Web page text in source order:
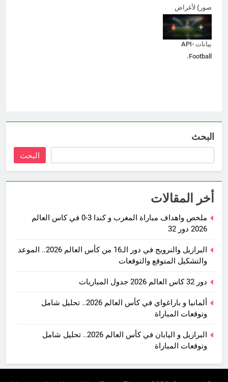
صور) لأغراض
بصرية فقط.
الشعارات من
بيانات API-
Football.
البحث
البحث
أخر المقالات
ملخص واهداف مباراة المغرب و كندا 3-0 في كاس العالم
2026 دور 32
البرازيل والنرويج في دور الـ16 من كأس العالم 2026.. الموعد
والتشكيل المتوقع والتوقعات
دور 32 كاس العالم 2026 جدول المباريات
ألمانيا و باراغواي في كأس العالم 2026.. تحليل شامل
وتوقعات المباراة
البرازيل و اليابان في كأس العالم 2026.. تحليل شامل
وتوقعات المباراة